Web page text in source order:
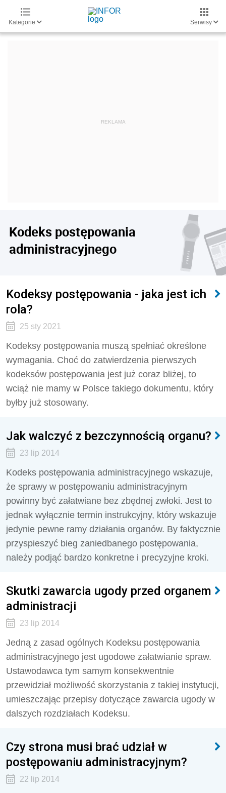
Kategorie Serwisy
Kodeks postępowania
administracyjnego
Kodeksy postępowania - jaka jest ich
rola?
25 sty 2021
Kodeksy postępowania muszą spełniać określone
wymagania. Choć do zatwierdzenia pierwszych
kodeksów postępowania jest już coraz bliżej, to
wciąż nie mamy w Polsce takiego dokumentu, który
byłby już stosowany.
Jak walczyć z bezczynnością organu?
23 lip 2014
Kodeks postępowania administracyjnego wskazuje,
że sprawy w postępowaniu administracyjnym
powinny być załatwiane bez zbędnej zwłoki. Jest to
jednak wyłącznie termin instrukcyjny, który wskazuje
jedynie pewne ramy działania organów. By faktycznie
przyspieszyć bieg zaniedbanego postępowania,
należy podjąć bardzo konkretne i precyzyjne kroki.
Skutki zawarcia ugody przed organem
administracji
23 lip 2014
Jedną z zasad ogólnych Kodeksu postępowania
administracyjnego jest ugodowe załatwianie spraw.
Ustawodawca tym samym konsekwentnie
przewidział możliwość skorzystania z takiej instytucji,
umieszczając przepisy dotyczące zawarcia ugody w
dalszych rozdziałach Kodeksu.
Czy strona musi brać udział w
postępowaniu administracyjnym?
22 lip 2014